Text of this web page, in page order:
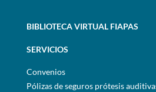
BIBLIOTECA VIRTUAL FIAPAS
SERVICIOS
Convenios
Pólizas de seguros prótesis